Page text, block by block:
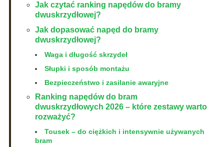
Jak czytać ranking napędów do bramy
dwuskrzydłowej?
Jak dopasować napęd do bramy
dwuskrzydłowej?
Waga i długość skrzydeł
Słupki i sposób montażu
Bezpieczeństwo i zasilanie awaryjne
Ranking napędów do bram
dwuskrzydłowych 2026 – które zestawy warto
rozważyć?
Tousek – do ciężkich i intensywnie używanych
bram